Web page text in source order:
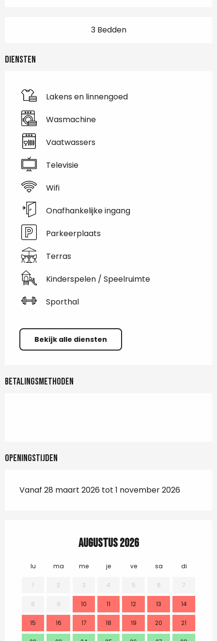
3 Bedden
Diensten
Lakens en linnengoed
Wasmachine
Vaatwassers
Televisie
Wifi
Onafhankelijke ingang
Parkeerplaats
Terras
Kinderspelen / Speelruimte
Sporthal
Bekijk alle diensten
Betalingsmethoden
Openingstijden
Vanaf 28 maart 2026 tot 1 november 2026
Augustus 2026
lu ma me je ve sa di
1 2 3 4 5 6 7
8 9 10 11 12 13 14
15 16 17 18 19 20 21